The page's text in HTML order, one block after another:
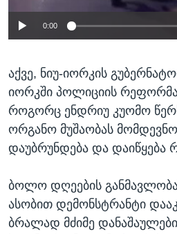
0:00
აქვე, ნიუ-იორკის
იორკში პოლიციის
როგორც ენდრიუ კუომო
ორგანო მუშაობას
დაუბრუნდება და დაიწყება
ბოლო დღეების
ასობით დემონსტრანტი
ბრალად მძიმე